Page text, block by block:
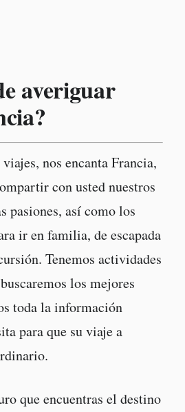
averiguar
nos encanta Francia,
con usted nuestros
pasiones, así como los
ir en familia, de escapada
Tenemos actividades
los mejores
toda la información
para que su viaje a
que encuentras el destino